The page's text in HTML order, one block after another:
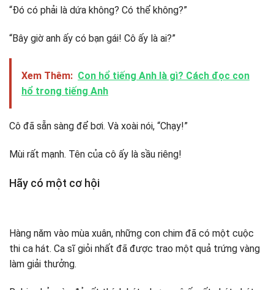
“Đó có phải là dứa không? Có thể không?”
“Bây giờ anh ấy có bạn gái! Cô ấy là ai?”
Xem Thêm: Con hổ tiếng Anh là gì? Cách đọc con
hổ trong tiếng Anh
Cô đã sẵn sàng để bơi. Và xoài nói, “Chạy!”
Mùi rất mạnh. Tên của cô ấy là sầu riêng!
Hãy có một cơ hội
Hàng năm vào mùa xuân, những con chim đã có một cuộc
thi ca hát. Ca sĩ giỏi nhất đã được trao một quả trứng vàng
làm giải thưởng.